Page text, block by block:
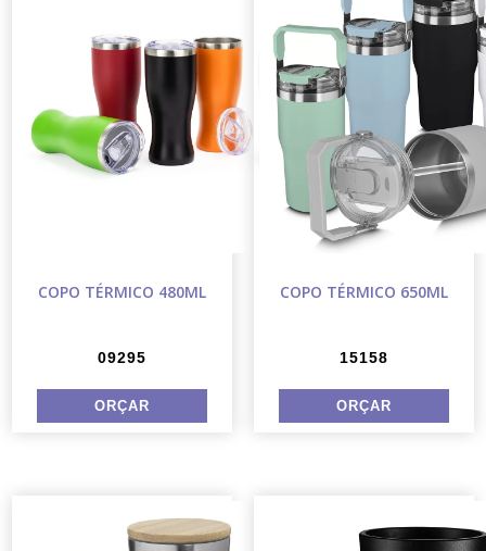
COPO TÉRMICO 480ML
09295
COPO TÉRMICO 650ML
15158